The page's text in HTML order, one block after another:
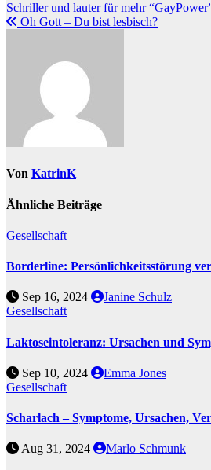
Schriller und lauter für mehr
Oh Gott – Du bist lesbisch?
Von KatrinK
Ähnliche Beiträge
Gesellschaft
Borderline: Persönlichkeitsstörung
Sep 16, 2024
Janine Schulz
Gesellschaft
Laktoseintoleranz: Ursachen und
Sep 10, 2024
Emma Jones
Gesellschaft
Scharlach – Symptome, Ursachen,
Aug 31, 2024 Marlo Schmunk